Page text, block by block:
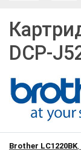
DCP-
Brother LC1220BK,